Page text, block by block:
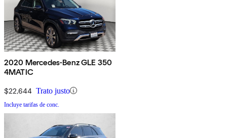
2020 Mercedes-Benz GLE 350
4MATIC
$22,644 Trato justo
Incluye tarifas de conc.